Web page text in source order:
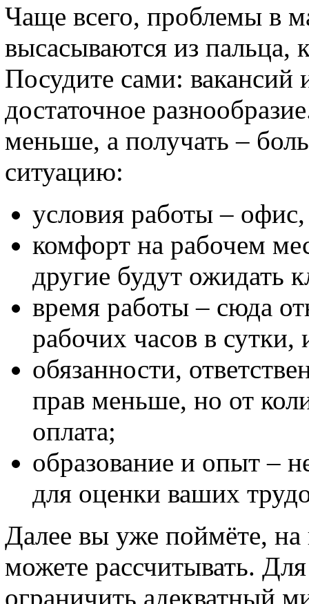
Чаще всего, проблемы в
высасываются из пальца,
Посудите сами: вакансий
достаточное
меньше, а получать –
ситуацию:
условия работы –
комфорт на рабочем
другие будут ожидать
время работы – сюда
рабочих часов в
обязанности,
прав меньше, но от
оплата;
образование и опыт –
для оценки ваших
Далее вы уже поймёте,
можете рассчитывать.
ограничить адекватный